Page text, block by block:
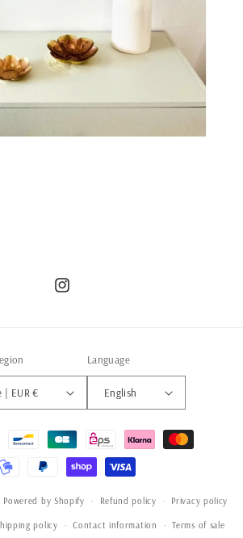
Instagram
France | EUR €
Language
English
Powered by Shopify Refund policy Privacy policy
policy Contact information Terms of sale